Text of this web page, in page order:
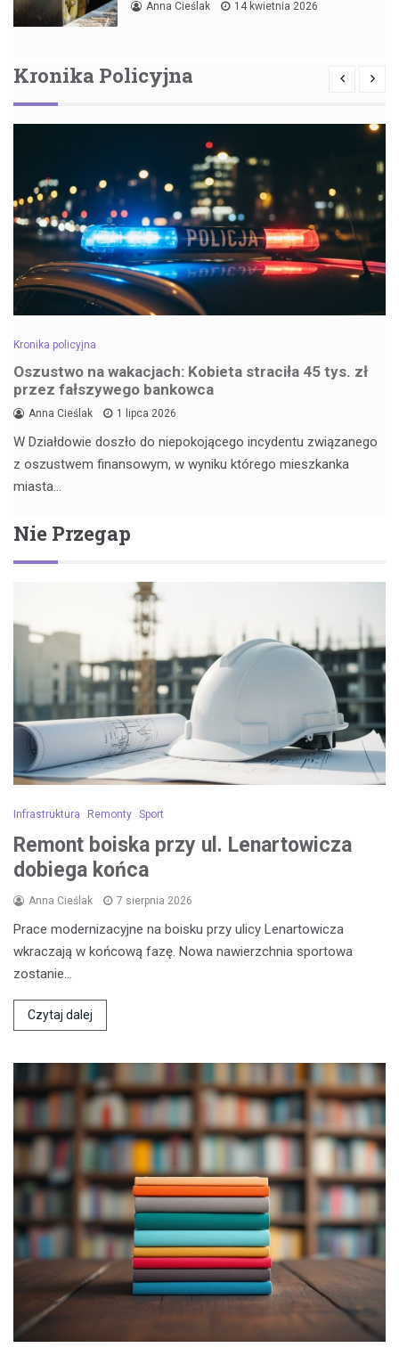
Anna Cieślak 14 kwietnia 2026
Kronika Policyjna
Kronika policyjna
Oszustwo na wakacjach: Kobieta straciła 45 tys. zł
przez fałszywego bankowca
Anna Cieślak 1 lipca 2026
W Działdowie doszło do niepokojącego incydentu związanego
z oszustwem finansowym, w wyniku którego mieszkanka
miasta…
Nie Przegap
Infrastruktura Remonty Sport
Remont boiska przy ul. Lenartowicza
dobiega końca
Anna Cieślak 7 sierpnia 2026
Prace modernizacyjne na boisku przy ulicy Lenartowicza
wkraczają w końcową fazę. Nowa nawierzchnia sportowa
zostanie…
Czytaj dalej